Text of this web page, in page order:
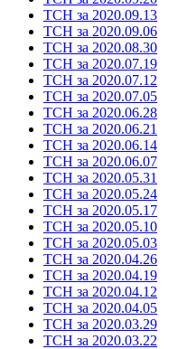
ТСН за 2020.09.13
ТСН за 2020.09.06
ТСН за 2020.08.30
ТСН за 2020.07.19
ТСН за 2020.07.12
ТСН за 2020.07.05
ТСН за 2020.06.28
ТСН за 2020.06.21
ТСН за 2020.06.14
ТСН за 2020.06.07
ТСН за 2020.05.31
ТСН за 2020.05.24
ТСН за 2020.05.17
ТСН за 2020.05.10
ТСН за 2020.05.03
ТСН за 2020.04.26
ТСН за 2020.04.19
ТСН за 2020.04.12
ТСН за 2020.04.05
ТСН за 2020.03.29
ТСН за 2020.03.22